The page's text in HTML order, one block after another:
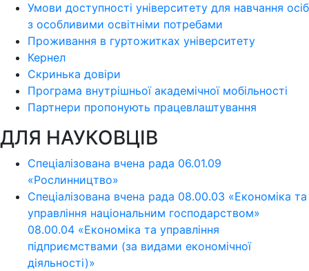
Умови доступності університету для навчання осіб
з особливими освітніми потребами
Проживання в гуртожитках університету
Кернел
Скринька довіри
Програма внутрішньої академічної мобільності
Партнери пропонують працевлаштування
ДЛЯ НАУКОВЦІВ
Спеціалізована вчена рада 06.01.09
«Рослинництво»
Спеціалізована вчена рада 08.00.03 «Економіка та
управління національним господарством»
08.00.04 «Економіка та управління
підприємствами (за видами економічної
діяльності)»